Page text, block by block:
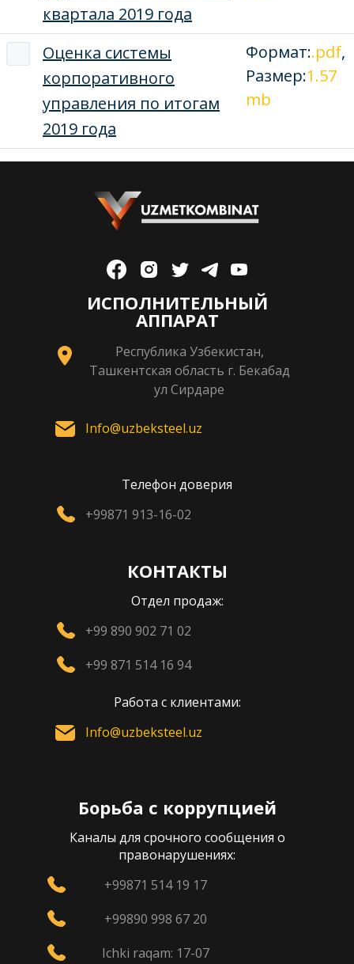
квартала 2019 года
Оценка системы
корпоративного
управления по итогам
2019 года
Формат:.pdf,
Размер:1.57
mb
ИСПОЛНИТЕЛЬНЫЙ
АППАРАТ
Республика Узбекистан,
Ташкентская область г. Бекабад
ул Сирдаре
Info@uzbeksteel.uz
Телефон доверия
+99871 913-16-02
КОНТАКТЫ
Отдел продаж:
+99 890 902 71 02
+99 871 514 16 94
Работа с клиентами:
Info@uzbeksteel.uz
Борьба с коррупцией
Каналы для срочного сообщения о
правонарушениях:
+99871 514 19 17
+99890 998 67 20
Ichki raqam: 17-07